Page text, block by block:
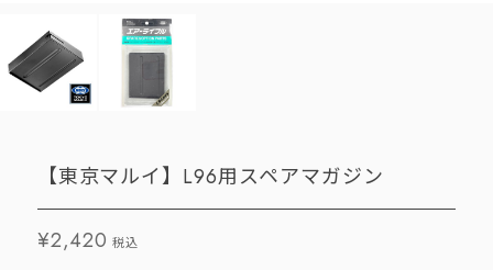
【東京マルイ】L96用スペアマガジン
¥2,420 税込